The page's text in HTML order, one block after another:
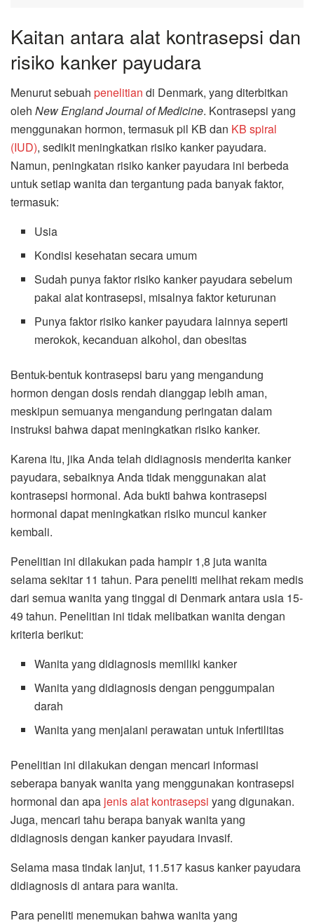
Kaitan antara alat kontrasepsi dan
risiko kanker payudara
Menurut sebuah penelitian di Denmark, yang diterbitkan
oleh New England Journal of Medicine. Kontrasepsi yang
menggunakan hormon, termasuk pil KB dan KB spiral
(IUD), sedikit meningkatkan risiko kanker payudara.
Namun, peningkatan risiko kanker payudara ini berbeda
untuk setiap wanita dan tergantung pada banyak faktor,
termasuk:
Usia
Kondisi kesehatan secara umum
Sudah punya faktor risiko kanker payudara sebelum
pakai alat kontrasepsi, misalnya faktor keturunan
Punya faktor risiko kanker payudara lainnya seperti
merokok, kecanduan alkohol, dan obesitas
Bentuk-bentuk kontrasepsi baru yang mengandung
hormon dengan dosis rendah dianggap lebih aman,
meskipun semuanya mengandung peringatan dalam
instruksi bahwa dapat meningkatkan risiko kanker.
Karena itu, jika Anda telah didiagnosis menderita kanker
payudara, sebaiknya Anda tidak menggunakan alat
kontrasepsi hormonal. Ada bukti bahwa kontrasepsi
hormonal dapat meningkatkan risiko muncul kanker
kembali.
Penelitian ini dilakukan pada hampir 1,8 juta wanita
selama sekitar 11 tahun. Para peneliti melihat rekam medis
dari semua wanita yang tinggal di Denmark antara usia 15-
49 tahun. Penelitian ini tidak melibatkan wanita dengan
kriteria berikut:
Wanita yang didiagnosis memiliki kanker
Wanita yang didiagnosis dengan penggumpalan
darah
Wanita yang menjalani perawatan untuk infertilitas
Penelitian ini dilakukan dengan mencari informasi
seberapa banyak wanita yang menggunakan kontrasepsi
hormonal dan apa jenis alat kontrasepsi yang digunakan.
Juga, mencari tahu berapa banyak wanita yang
didiagnosis dengan kanker payudara invasif.
Selama masa tindak lanjut, 11.517 kasus kanker payudara
didiagnosis di antara para wanita.
Para peneliti menemukan bahwa wanita yang